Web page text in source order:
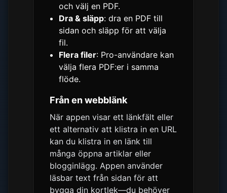
och välj en PDF.
Dra & släpp: dra en PDF till
sidan och släpp för att välja
fil.
Flera filer: Pro-användare kan
välja flera PDF:er i samma
flöde.
Från en webblänk
När appen visar ett länkfält eller
ett alternativ att klistra in en URL
kan du klistra in en länk till
många öppna artiklar eller
blogginlägg. Appen använder
läsbar text från sidan för att
bygga din kortlek—du behöver